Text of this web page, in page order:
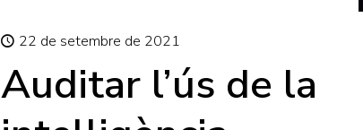
22 de setembre de 2021
Auditar l’ús de la